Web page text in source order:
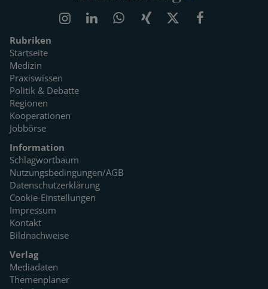
Rubriken
Startseite
Medizin
Praxiswissen
Politik & Debatte
Regionen
Kooperationen
Jobbörse
Information
Schlagwortbaum
Nutzungsbedingungen/AGB
Datenschutzerklärung
Cookie-Einstellungen
Impressum
Kontakt
Bildnachweise
Verlag
Mediadaten
Themenplaner